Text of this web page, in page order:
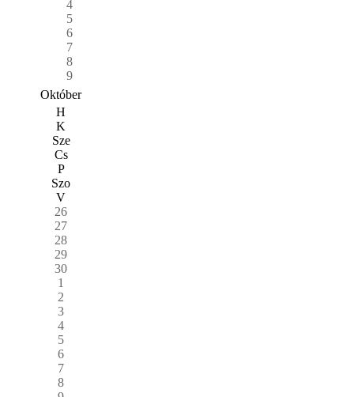
4
5
6
7
8
9
Október
H
K
Sze
Cs
P
Szo
V
26
27
28
29
30
1
2
3
4
5
6
7
8